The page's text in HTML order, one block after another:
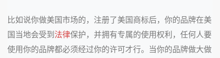
比如说你做美国市场的，注册了美国商标后，你的品牌在美
国当地会受到法律保护，并拥有专属的使用权利，任何人要
使用你的品牌都必须经过你的许可才行。当你的品牌做大做